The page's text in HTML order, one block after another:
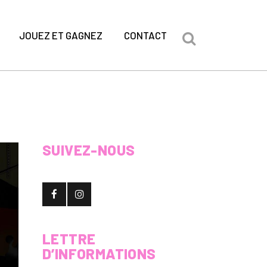
JOUEZ ET GAGNEZ CONTACT
SUIVEZ-NOUS
LETTRE
D’INFORMATIONS